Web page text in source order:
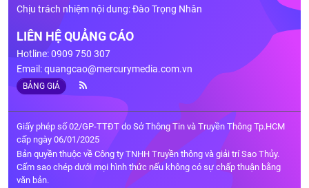
Chịu trách nhiệm nội dung: Đào Trọng Nhân
LIÊN HỆ QUẢNG CÁO
Hotline: 0909 750 307
Email:quangcao@mercurymedia.com.vn
BẢNG GIÁ
Giấy phép số 02/GP-TTĐT do Sở Thông Tin và Truyền Thông Tp.HCM
cấp ngày 06/01/2025
Bản quyền thuộc về Công ty TNHH Truyền thông và giải trí Sao Thủy.
Cấm sao chép dưới mọi hình thức nếu không có sự chấp thuận bằng
văn bản.